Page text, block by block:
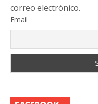
correo electrónico.
Email